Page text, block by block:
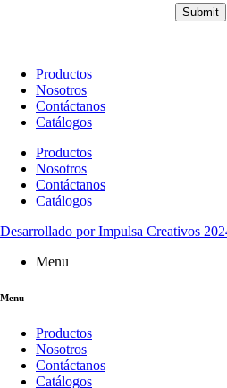
Submit
Productos
Nosotros
Contáctanos
Catálogos
Productos
Nosotros
Contáctanos
Catálogos
Desarrollado por Impulsa Creativos
Menu
Menu
Productos
Nosotros
Contáctanos
Catálogos